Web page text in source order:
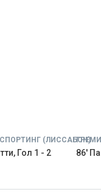
(ЛИССАБОН)
Гол 1 - 2 86'